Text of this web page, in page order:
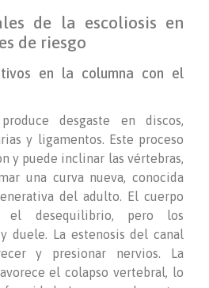
de la escoliosis en
de riesgo
en la columna con el
desgaste en discos,
y ligamentos. Este proceso
y puede inclinar las vértebras,
una curva nueva, conocida
del adulto. El cuerpo
el desequilibrio, pero los
duele. La estenosis del canal
y presionar nervios. La
el colapso vertebral, lo